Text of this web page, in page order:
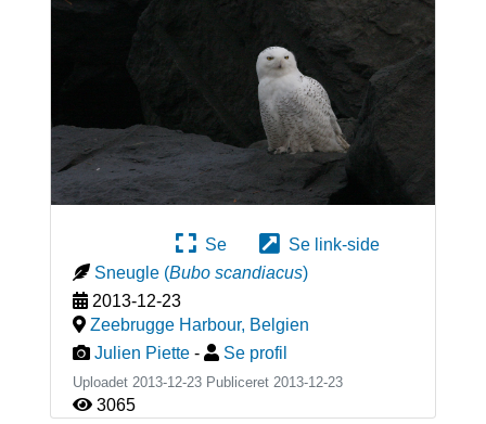
Se
Se link-side
Sneugle (Bubo scandiacus)
2013-12-23
Zeebrugge Harbour, Belgien
Julien Piette - Se profil
Uploadet 2013-12-23 Publiceret 2013-12-23
3065